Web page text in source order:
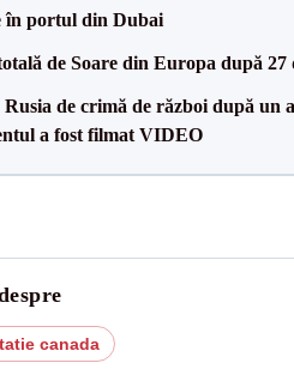
în portul din Dubai
de Soare din Europa după 27
de crimă de război după un
a fost filmat VIDEO
canada